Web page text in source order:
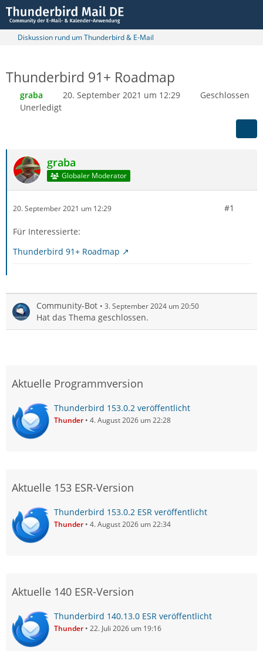
Diskussion rund um Thunderbird & E-Mail
Thunderbird 91+ Roadmap
graba 20. September 2021 um 12:29
Geschlossen
Unerledigt
graba
Globaler Moderator
20. September 2021 um 12:29 #1
Für Interessierte:
Thunderbird 91+ Roadmap
Community-Bot 3. September 2024 um 20:50
Hat das Thema geschlossen.
Aktuelle Programmversion
Thunderbird 153.0.2 veröffentlicht
Thunder 4. August 2026 um 22:28
Aktuelle 153 ESR-Version
Thunderbird 153.0.2 ESR veröffentlicht
Thunder 4. August 2026 um 22:34
Aktuelle 140 ESR-Version
Thunderbird 140.13.0 ESR veröffentlicht
Thunder 22. Juli 2026 um 19:16